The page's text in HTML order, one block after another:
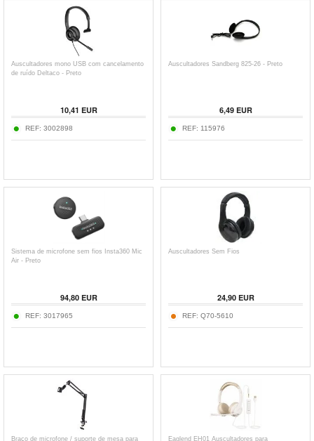
Auscultadores mono USB com cancelamento
de ruído Deltaco - Preto
10,41 EUR
REF: 3002898
Auscultadores Sandberg 825-26 - Preto
6,49EUR
REF: 115976
Sistema de microfone sem fios Insta360 Mic
Air - Preto
94,80EUR
REF: 3017965
Auscultadores Sem Fios
24,90EUR
REF: Q70-5610
Braço de microfone / suporte de mesa para
Eaglend EH01 Auscultadores para